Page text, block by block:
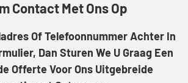
Contact Met Ons Op
Of Telefoonnummer Achter In
Dan Sturen We U Graag Een
Offerte Voor Ons Uitgebreide